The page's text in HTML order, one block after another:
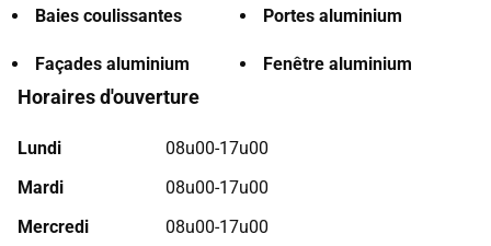
Baies coulissantes Portes aluminium
Façades aluminium Fenêtre aluminium
Horaires d'ouverture
Lundi
08u00-17u00
Mardi
08u00-17u00
Mercredi
08u00-17u00